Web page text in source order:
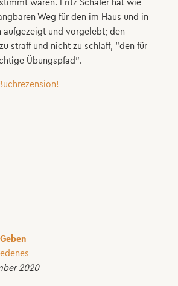
waren. Fritz Schäfer hat wie
Weg für den im Haus und in
aufgezeigt und vorgelebt; den
straff und nicht zu schlaff, "den für
Übungspfad".
2020